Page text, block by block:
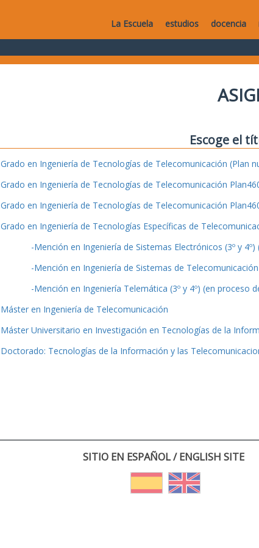
La Escuela estudios docencia
Escoge el
Grado en Ingeniería de Tecnologías de Telecomunicación (Plan
Grado en Ingeniería de Tecnologías de Telecomunicación
Grado en Ingeniería de Tecnologías de Telecomunicación
Grado en Ingeniería de Tecnologías Específicas de
-Mención en Ingeniería de Sistemas Electrónicos (3º y
-Mención en Ingeniería de Sistemas de
-Mención en Ingeniería Telemática (3º y 4º) (en proceso
Máster en Ingeniería de Telecomunicación
Máster Universitario en Investigación en Tecnologías de la
Doctorado: Tecnologías de la Información y las
SITIO EN ESPAÑOL / ENGLISH SITE